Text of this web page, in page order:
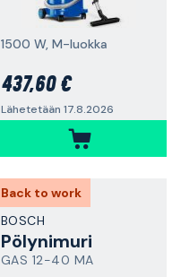
1500 W, M-luokka
437,60 €
Lähetetään 17.8.2026
Back to work
BOSCH
Pölynimuri
GAS 12-40 MA